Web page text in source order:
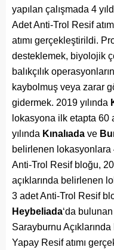
yapılan çalışmada 4
Adet Anti-Trol Resif
atımı gerçekleştirildi.
desteklemek, biyolojik
balıkçılık
kaybolmuş veya zarar
gidermek. 2019 yılında
lokasyona ilk etapta 60
yılında Kınalıada ve
belirlenen
Anti-Trol Resif bloğu,
açıklarında belirlenen
3 adet Anti-Trol Resif
Heybeliada‘da
Sarayburnu
Yapay Resif atımı